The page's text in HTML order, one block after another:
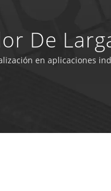
De
en aplicaciones